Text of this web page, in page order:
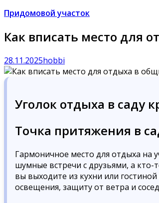
Придомовой участок
Как вписать место для
28.11.2025hobbi
Уголок отдыха в саду
Точка притяжения в
Гармоничное место для отдыха на
шумные встречи с друзьями, а
вы выходите из кухни или
освещения, защиту от ветра и